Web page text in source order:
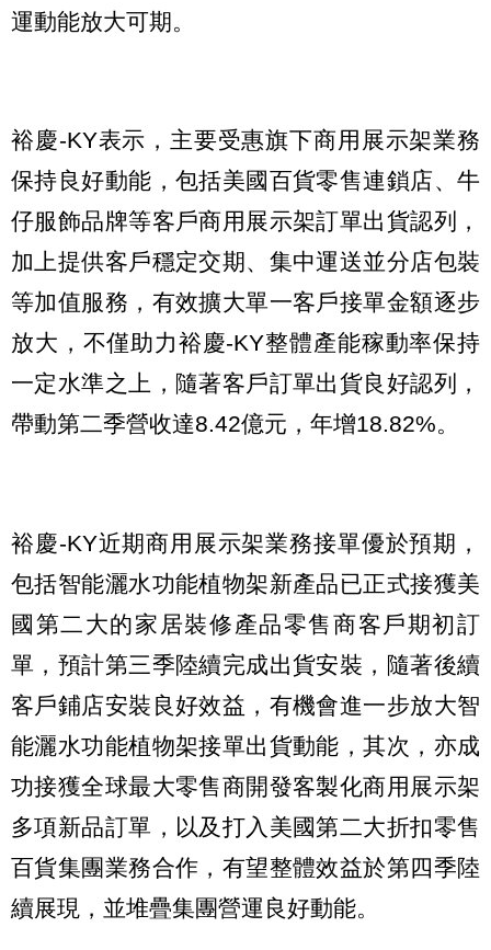
運動能放大可期。
裕慶-KY表示，主要受惠旗下商用展示架業務
保持良好動能，包括美國百貨零售連鎖店、牛
仔服飾品牌等客戶商用展示架訂單出貨認列，
加上提供客戶穩定交期、集中運送並分店包裝
等加值服務，有效擴大單一客戶接單金額逐步
放大，不僅助力裕慶-KY整體產能稼動率保持
一定水準之上，隨著客戶訂單出貨良好認列，
帶動第二季營收達8.42億元，年增18.82%。
裕慶-KY近期商用展示架業務接單優於預期，
包括智能灑水功能植物架新產品已正式接獲美
國第二大的家居裝修產品零售商客戶期初訂
單，預計第三季陸續完成出貨安裝，隨著後續
客戶鋪店安裝良好效益，有機會進一步放大智
能灑水功能植物架接單出貨動能，其次，亦成
功接獲全球最大零售商開發客製化商用展示架
多項新品訂單，以及打入美國第二大折扣零售
百貨集團業務合作，有望整體效益於第四季陸
續展現，並堆疊集團營運良好動能。